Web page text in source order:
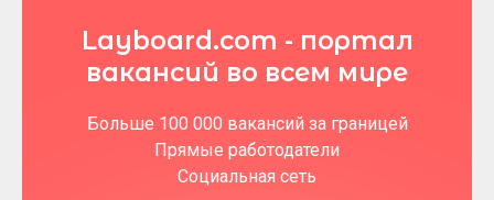
Layboard.com - портал
вакансий во всем мире
Больше 100 000 вакансий за границей
Прямые работодатели
Социальная сеть